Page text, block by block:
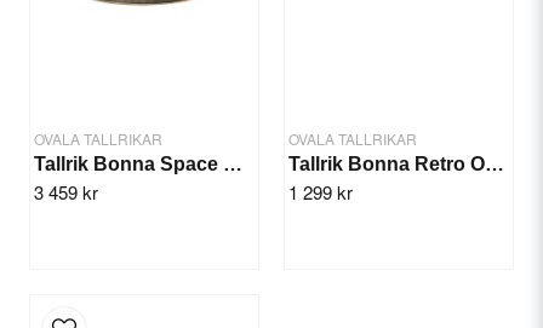
OVALA TALLRIKAR
Tallrik Bonna Space Oval 24x14cm/12st
3 459 kr
OVALA TALLRIKAR
Tallrik Bonna Retro Oval 29x17cm/6st
1 299 kr